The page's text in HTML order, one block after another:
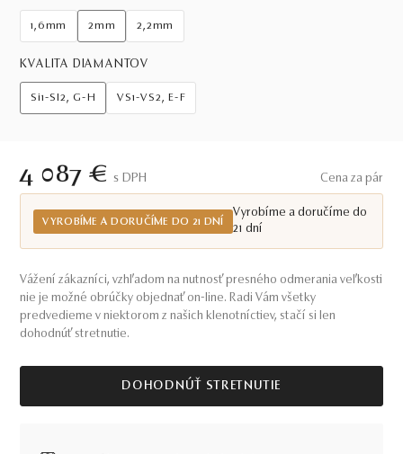
1,6mm 2mm 2,2mm
KVALITA DIAMANTOV
Si1-SI2, G-H VS1-VS2, E-F
4 087 € S DPH Cena za pár
VYROBÍME A DORUČÍME DO 21 DNÍ
Vyrobíme a doručíme do
21 dní
Vážení zákazníci, vzhľadom na nutnosť presného odmerania veľkosti
nie je možné obrúčky objednať on-line. Radi Vám všetky
predvedieme v niektorom z našich klenotníctiev, stačí si len
dohodnúť stretnutie.
DOHODNÚŤ STRETNUTIE